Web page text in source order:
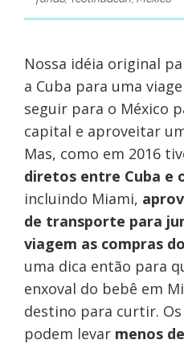
Nossa idéia original
a Cuba para uma
seguir para o México
capital e aproveitar
Mas, como em 2016
diretos entre Cuba e
incluindo Miami,
de transporte para
viagem as compras
uma dica então para
enxoval do bebê em
destino para curtir.
podem levar menos